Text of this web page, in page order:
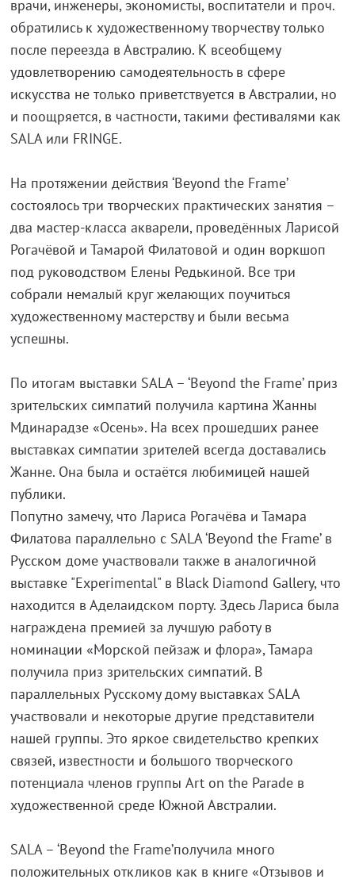
врачи, инженеры, экономисты, воспитатели и проч.
обратились к художественному творчеству только
после переезда в Австралию. К всеобщему
удовлетворению самодеятельность в сфере
искусства не только приветствуется в Австралии, но
и поощряется, в частности, такими фестивалями как
SALA или FRINGE.
На протяжении действия ‘Beyond the Frame’
состоялось три творческих практических занятия –
два мастер-класса акварели, проведённых Ларисой
Рогачёвой и Тамарой Филатовой и один воркшоп
под руководством Елены Редькиной. Все три
собрали немалый круг желающих поучиться
художественному мастерству и были весьма
успешны.
По итогам выставки SALA – ‘Beyond the Frame’ приз
зрительских симпатий получила картина Жанны
Мдинарадзе «Осень». На всех прошедших ранее
выставках симпатии зрителей всегда доставались
Жанне. Она была и остаётся любимицей нашей
публики.
Попутно замечу, что Лариса Рогачёва и Тамара
Филатова параллельно с SALA ‘Beyond the Frame’ в
Русском доме участвовали также в аналогичной
выставке "Experimental" в Black Diamond Gallery, что
находится в Аделаидском порту. Здесь Лариса была
награждена премией за лучшую работу в
номинации «Морской пейзаж и флора», Тамара
получила приз зрительских симпатий. В
параллельных Русскому дому выставках SALA
участвовали и некоторые другие представители
нашей группы. Это яркое свидетельство крепких
связей, известности и большого творческого
потенциала членов группы Art on the Parade в
художественной среде Южной Австралии.
SALA – ‘Beyond the Frame’получила много
положительных откликов как в книге «Отзывов и